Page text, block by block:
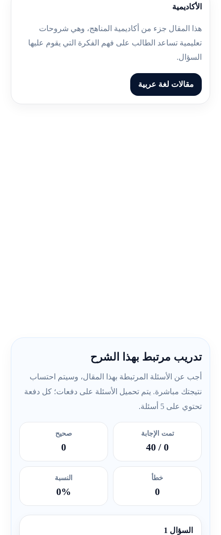
الأكاديمية
هذا المقال جزء من أكاديمية المناهج، وهي شروحات
تعليمية تساعد الطالب على فهم الفكرة التي يقوم عليها
السؤال.
مقالات لغة عربية
تدريب مرتبط بهذا الشرح
أجب عن الأسئلة المرتبطة بهذا المقال، وسيتم احتساب
نتيجتك مباشرة. يتم تحميل الأسئلة على دفعات؛ كل دفعة
تحتوي على 5 أسئلة.
تمت الإجابة
0
/ 40
صحيح
0
خطأ
0
النسبة
0%
السؤال 1